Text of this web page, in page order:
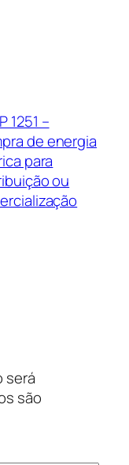
1251 –
de energia
para
ou
será
são